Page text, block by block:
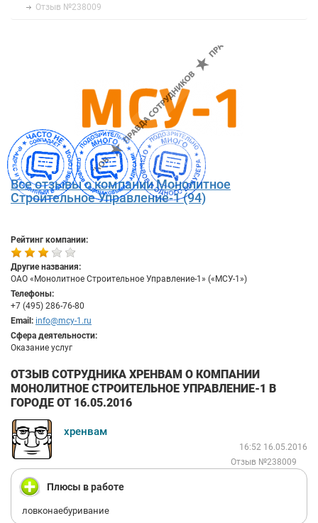
Отзыв №238009
Все отзывы о компании Монолитное
Строительное Управление-1 (94)
Рейтинг компании:
Другие названия:
ОАО «Монолитное Строительное Управление-1» («МСУ-1»)
Телефоны:
+7 (495) 286-76-80
Email: info@mcy-1.ru
Сфера деятельности:
Оказание услуг
ОТЗЫВ СОТРУДНИКА ХРЕНВАМ О КОМПАНИИ
МОНОЛИТНОЕ СТРОИТЕЛЬНОЕ УПРАВЛЕНИЕ-1 В
ГОРОДЕ ОТ 16.05.2016
хренвам
16:52 16.05.2016
Отзыв №238009
Плюсы в работе
ловконаебуривание